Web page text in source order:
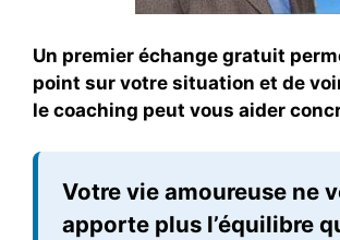
Un premier échange gratuit
point sur votre situation et de
le coaching peut vous aider
Votre vie amoureuse ne
apporte plus l’équilibre